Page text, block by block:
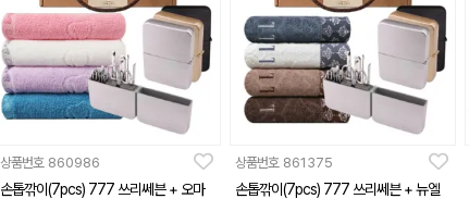
상품번호 860986
손톱깎이(7pcs) 777 쓰리쎄븐 + 오마
상품번호 861375
손톱깎이(7pcs) 777 쓰리쎄븐 + 뉴엘